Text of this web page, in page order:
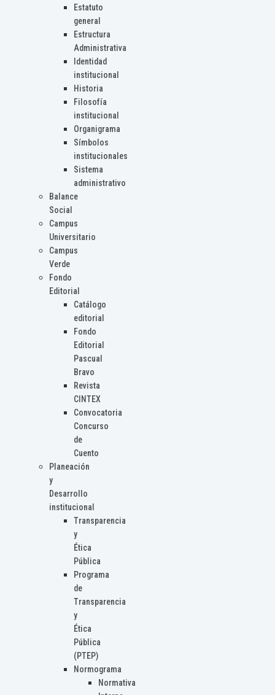
Estatuto
general
Estructura
Administrativa
Identidad
institucional
Historia
Filosofía
institucional
Organigrama
Símbolos
institucionales
Sistema
administrativo
Balance
Social
Campus
Universitario
Campus
Verde
Fondo
Editorial
Catálogo
editorial
Fondo
Editorial
Pascual
Bravo
Revista
CINTEX
Convocatoria
Concurso
de
Cuento
Planeación
y
Desarrollo
institucional
Transparencia
y
Ética
Pública
Programa
de
Transparencia
y
Ética
Pública
(PTEP)
Normograma
Normativa